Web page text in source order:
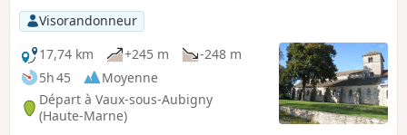
Visorandonneur
17,74 km
+245 m
-248 m
5h 45
Moyenne
Départ à Vaux-sous-Aubigny
(Haute-Marne)